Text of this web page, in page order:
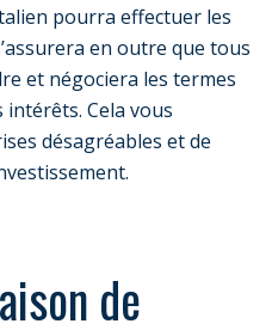
pourra effectuer les
en outre que tous
et négociera les termes
Cela vous
désagréables et de
de